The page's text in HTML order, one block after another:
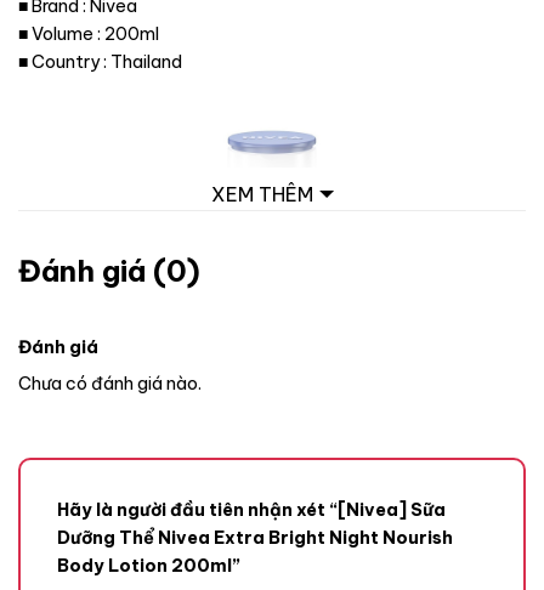
■ Brand : Nivea
■ Volume : 200ml
■ Country : Thailand
XEM THÊM
Đánh giá (0)
Đánh giá
Chưa có đánh giá nào.
Hãy là người đầu tiên nhận xét “[Nivea] Sữa
Dưỡng Thể Nivea Extra Bright Night Nourish
Body Lotion 200ml”